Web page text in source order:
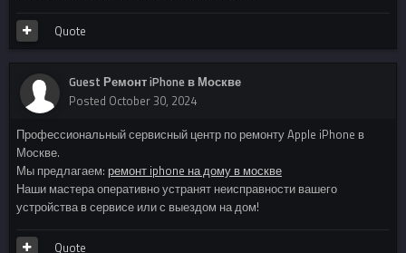
Quote
Guest Ремонт iPhone в Москве
Posted October 30, 2024
Профессиональный сервисный центр по ремонту Apple iPhone в
Москве.
Мы предлагаем: ремонт iphone на дому в москве
Наши мастера оперативно устранят неисправности вашего
устройства в сервисе или с выездом на дом!
Quote